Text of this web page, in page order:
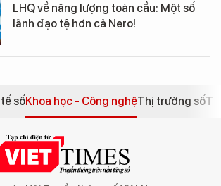
LHQ về năng lượng toàn cầu: Một số
lãnh đạo tệ hơn cả Nero!
sốKhoa học - Công nghệThị trường số